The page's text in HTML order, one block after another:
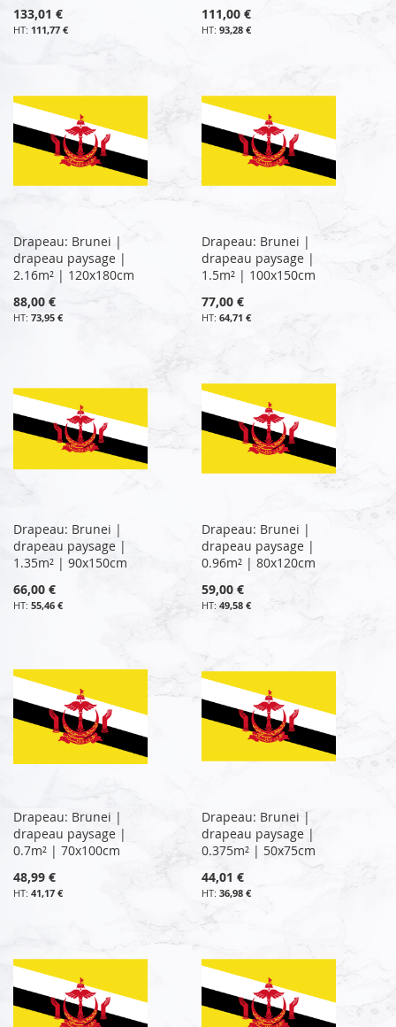
133,01 €
111,77 €
111,00 €
93,28 €
Drapeau: Brunei |
drapeau paysage |
2.16m² | 120x180cm
88,00 €
73,95 €
Drapeau: Brunei |
drapeau paysage |
1.5m² | 100x150cm
77,00 €
64,71 €
Drapeau: Brunei |
drapeau paysage |
1.35m² | 90x150cm
66,00 €
55,46 €
Drapeau: Brunei |
drapeau paysage |
0.96m² | 80x120cm
59,00 €
49,58 €
Drapeau: Brunei |
drapeau paysage |
0.7m² | 70x100cm
48,99 €
41,17 €
Drapeau: Brunei |
drapeau paysage |
0.375m² | 50x75cm
44,01 €
36,98 €